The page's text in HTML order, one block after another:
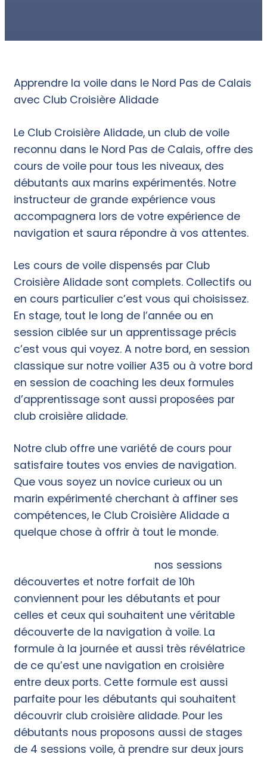
Apprendre la voile dans le Nord Pas de Calais
avec Club Croisière Alidade
Le Club Croisière Alidade, un club de voile
reconnu dans le Nord Pas de Calais, offre des
cours de voile pour tous les niveaux, des
débutants aux marins expérimentés. Notre
instructeur de grande expérience vous
accompagnera lors de votre expérience de
navigation et saura répondre à vos attentes.
Les cours de voile dispensés par Club
Croisière Alidade sont complets. Collectifs ou
en cours particulier c’est vous qui choisissez.
En stage, tout le long de l’année ou en
session ciblée sur un apprentissage précis
c’est vous qui voyez. A notre bord, en session
classique sur notre voilier A35 ou à votre bord
en session de coaching les deux formules
d’apprentissage sont aussi proposées par
club croisière alidade.
Notre club offre une variété de cours pour
satisfaire toutes vos envies de navigation.
Que vous soyez un novice curieux ou un
marin expérimenté cherchant à affiner ses
compétences, le Club Croisière Alidade a
quelque chose à offrir à tout le monde.
nos sessions
découvertes et notre forfait de 10h
conviennent pour les débutants et pour
celles et ceux qui souhaitent une véritable
découverte de la navigation à voile. La
formule à la journée et aussi très révélatrice
de ce qu’est une navigation en croisière
entre deux ports. Cette formule est aussi
parfaite pour les débutants qui souhaitent
découvrir club croisière alidade. Pour les
débutants nous proposons aussi de stages
de 4 sessions voile, à prendre sur deux jours